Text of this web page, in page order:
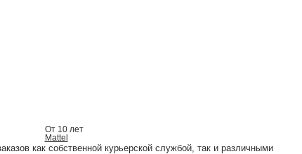
От 10 лет
Mattel
как собственной курьерской службой, так и различными